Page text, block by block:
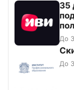
35
До
До